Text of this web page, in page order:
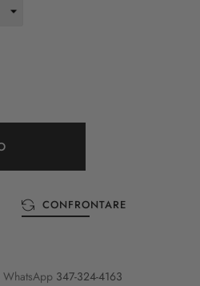
CONFRONTARE
WhatsApp 347-324-4163